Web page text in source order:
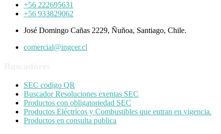
+56 222695631
+56 933829062
José Domingo Cañas 2229, Ñuñoa, Santiago, Chile.
comercial@ingcer.cl
SEC codigo QR
Buscador Resoluciones exentas SEC
Productos con obligatoriedad SEC
Productos Eléctricos y Combustibles que entran en vigencia.
Productos en consulta publica